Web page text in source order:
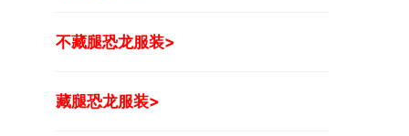
不藏腿恐龙服装>
藏腿恐龙服装>